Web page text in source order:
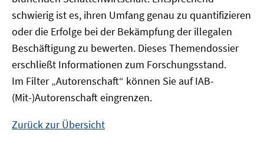
schwierig ist es, ihren Umfang genau zu quantifizieren
oder die Erfolge bei der Bekämpfung der illegalen
Beschäftigung zu bewerten. Dieses Themendossier
erschließt Informationen zum Forschungsstand.
Im Filter „Autorenschaft“ können Sie auf IAB-
(Mit-)Autorenschaft eingrenzen.
Zurück zur Übersicht